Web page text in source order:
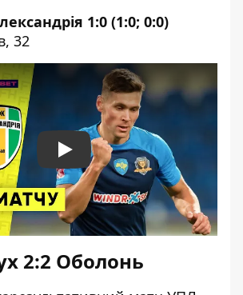
1:0 (1:0; 0:0)
32
Play
2:2 Оболонь